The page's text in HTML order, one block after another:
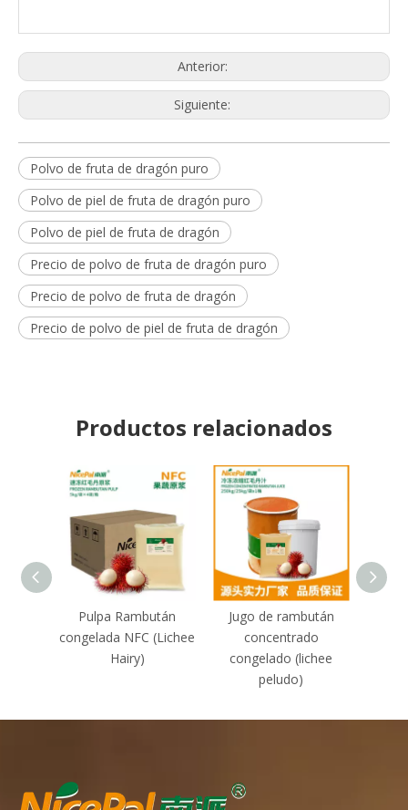
Anterior:
Siguiente:
Polvo de fruta de dragón puro
Polvo de piel de fruta de dragón puro
Polvo de piel de fruta de dragón
Precio de polvo de fruta de dragón puro
Precio de polvo de fruta de dragón
Precio de polvo de piel de fruta de dragón
Productos relacionados
Pulpa Rambután
congelada NFC (Lichee
Hairy)
Jugo de rambután
concentrado
congelado (lichee
peludo)